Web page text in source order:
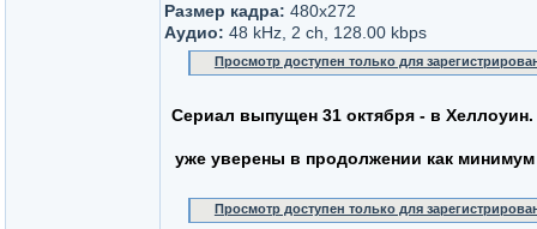
Размер кадра: 480x272
Аудио: 48 kHz, 2 ch, 128.00 kbps
Просмотр доступен только для
Cериал выпущен 31 октября - в
уже уверены в продолжении как
Просмотр доступен только для